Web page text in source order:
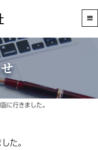
に行きました。
た。